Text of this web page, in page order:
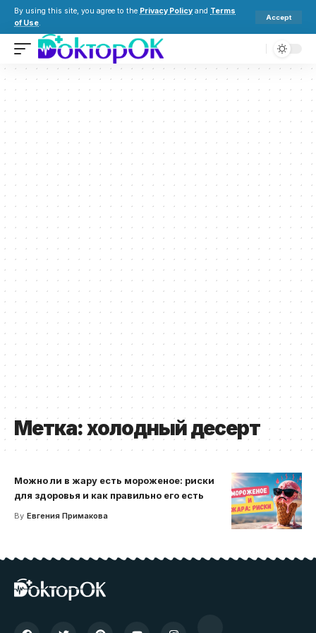
By using this site, you agree to the Privacy Policy and Terms
of Use.
Accept
Метка:холодный десерт
Можно ли в жару есть мороженое: риски
для здоровья и как правильно его есть
By Евгения Примакова